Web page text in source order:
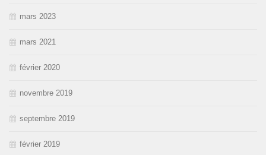
mars 2023
mars 2021
février 2020
novembre 2019
septembre 2019
février 2019